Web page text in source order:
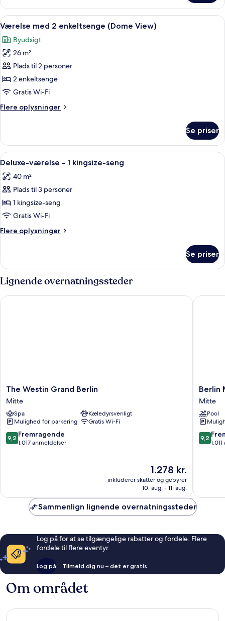
-
kingsize-
(Dome
View)
Indlæs
alle
billeder
af
Værelse
med
2
(Dome
Et hotelværelse med to senge, et
5
Værelse med 2 enkeltsenge (Dome View)
Byudsigt
26 m²
Plads til 2 personer
2 enkeltsenge
Gratis Wi-Fi
Flere oplysninger
Flere
med
enkeltsenge
View)
Se priser
Indlæs
alle
billeder
af
Deluxe-
værelse
-
1
seng
Et hotelværelse med seng, sofa,
4
Deluxe-værelse - 1 kingsize-seng
40 m²
Plads til 3 personer
1 kingsize-seng
Gratis Wi-Fi
Flere oplysninger
Flere
værelse
1
seng
Se priser
Lignende overnatningssteder
The
Westin
Grand
Berlin
Mitte
The Westin Grand Berlin
Mitte
Spa
Kæledyrsvenligt
Mulighed for parkering
Gratis Wi-Fi
9.2
ud
9,2 Fremragende
1.017 anmeldelser
Prisen
er
1.278 kr.
1.278 kr.
inkluderer skatter og gebyrer
10. aug. - 11. aug.
The Westin Grand Berlin
Berlin
Marriott
Hotel
Mitte
Berlin
Mitte
Pool
9.2
ud
9,2
Berlin
Sammenlign lignende overnatningssteder
Log på for at se tilgængelige rabatter og fordele. Flere
fordele til flere eventyr.
Log på Tilmeld dig nu – det er gratis
Om området